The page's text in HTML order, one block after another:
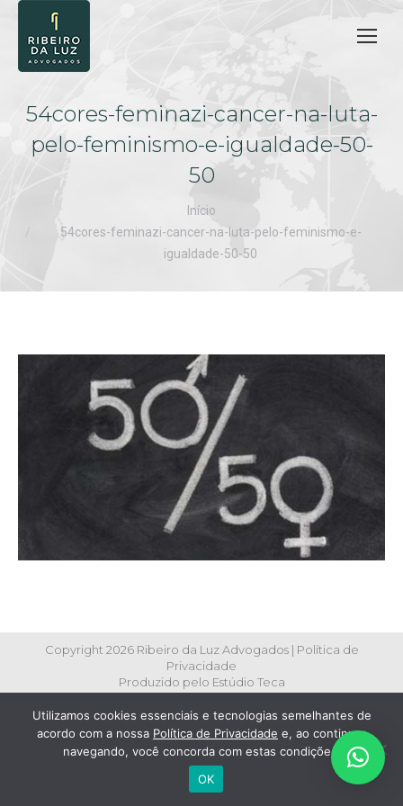
54cores-feminazi-cancer-na-luta-
pelo-feminismo-e-igualdade-50-
50
Início
54cores-feminazi-cancer-na-luta-pelo-feminismo-e-
igualdade-50-50
Copyright 2026 Ribeiro da Luz Advogados | Política de
Privacidade
Produzido pelo Estúdio Teca
Utilizamos cookies essenciais e tecnologias semelhantes de
acordo com a nossa Política de Privacidade e, ao continuar
navegando, você concorda com estas condições.
OK